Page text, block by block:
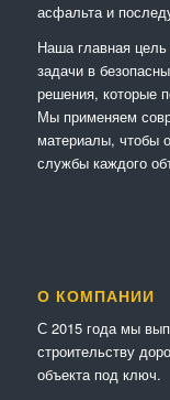
асфальта и
Наша главная
задачи в
решения, которые
Мы применяем
материалы, чтобы
службы каждого
О КОМПАНИИ
С 2015 года мы
строительству
объекта под ключ.